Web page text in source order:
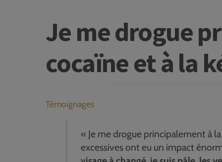
Je me drogue
cocaïne et à la
Témoignages
« Je me drogue principalement à
excessives ont eu un impact